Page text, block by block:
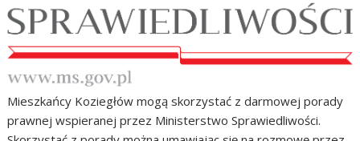
Mieszkańcy Koziegłów mogą skorzystać z darmowej porady
prawnej wspieranej przez Ministerstwo Sprawiedliwości.